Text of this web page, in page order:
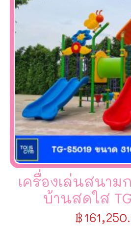
เครื่องเล่นสนาม
บ้านสดใส
฿